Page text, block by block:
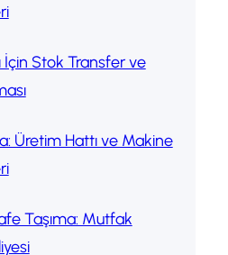
İçin Stok Transfer ve
Üretim Hattı ve Makine
Taşıma: Mutfak